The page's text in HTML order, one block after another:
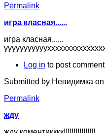
Permalink
игра класная......
игра класная......
Log in to post
Submitted by Невидимка
Permalink
жду